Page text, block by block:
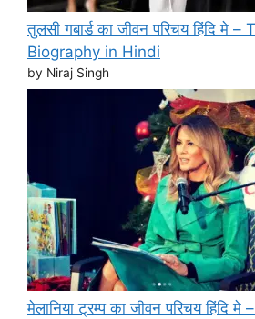
तुलसी गबार्ड का जीवन परिचय हिंदि मे
Biography in Hindi
by Niraj Singh
मेलानिया ट्रम्प का जीवन परिचय हिंदि